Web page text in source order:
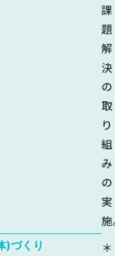
課
題
解
決
の
取
り
組
み
の
実
)づくり
＊